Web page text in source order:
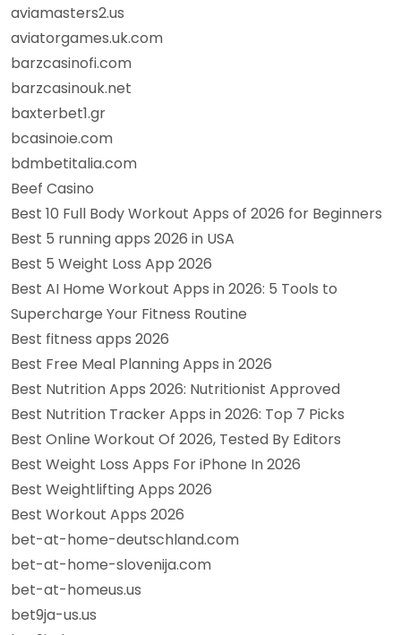
aviamasters2.us
aviatorgames.uk.com
barzcasinofi.com
barzcasinouk.net
baxterbet1.gr
bcasinoie.com
bdmbetitalia.com
Beef Casino
Best 10 Full Body Workout Apps of 2026 for Beginners
Best 5 running apps 2026 in USA
Best 5 Weight Loss App 2026
Best AI Home Workout Apps in 2026: 5 Tools to
Supercharge Your Fitness Routine
Best fitness apps 2026
Best Free Meal Planning Apps in 2026
Best Nutrition Apps 2026: Nutritionist Approved
Best Nutrition Tracker Apps in 2026: Top 7 Picks
Best Online Workout Of 2026, Tested By Editors
Best Weight Loss Apps For iPhone In 2026
Best Weightlifting Apps 2026
Best Workout Apps 2026
bet-at-home-deutschland.com
bet-at-home-slovenija.com
bet-at-homeus.us
bet9ja-us.us